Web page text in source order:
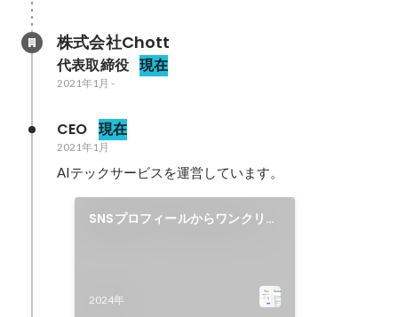
株式会社Chott
代表取締役 現在
2021年1月 -
CEO 現在
2021年1月
AIテックサービスを運営しています。
SNSプロフィールからワンクリッ
2024年